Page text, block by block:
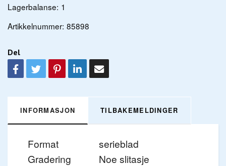
Lagerbalanse: 1
Artikkelnummer: 85898
Del
INFORMASJON TILBAKEMELDINGER
Format
serieblad
Gradering
Noe slitasje